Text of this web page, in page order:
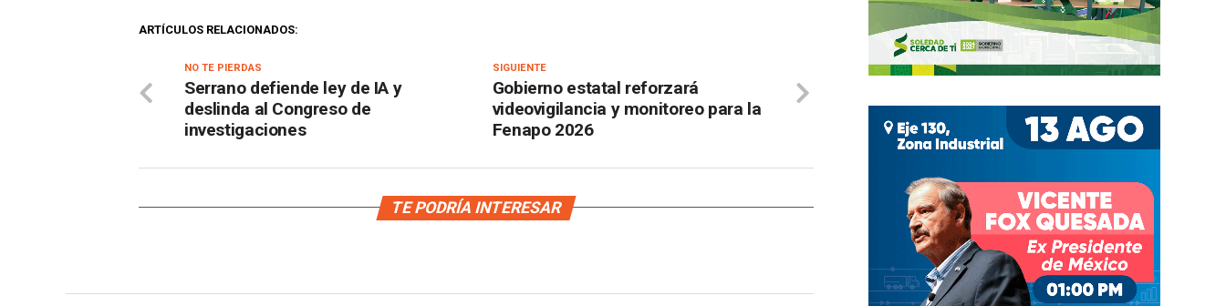
ARTÍCULOS RELACIONADOS:
SIGUIENTE
Gobierno estatal reforzará
videovigilancia y monitoreo para la
Fenapo 2026
NO TE PIERDAS
Serrano defiende ley de IA y
deslinda al Congreso de
investigaciones
TE PODRÍA INTERESAR